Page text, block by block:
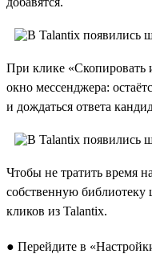
При клике «Скопировать
окно мессенджера:
и дождаться ответа
Чтобы не тратить время
собственную
кликов из Talantix.
● Перейдите в